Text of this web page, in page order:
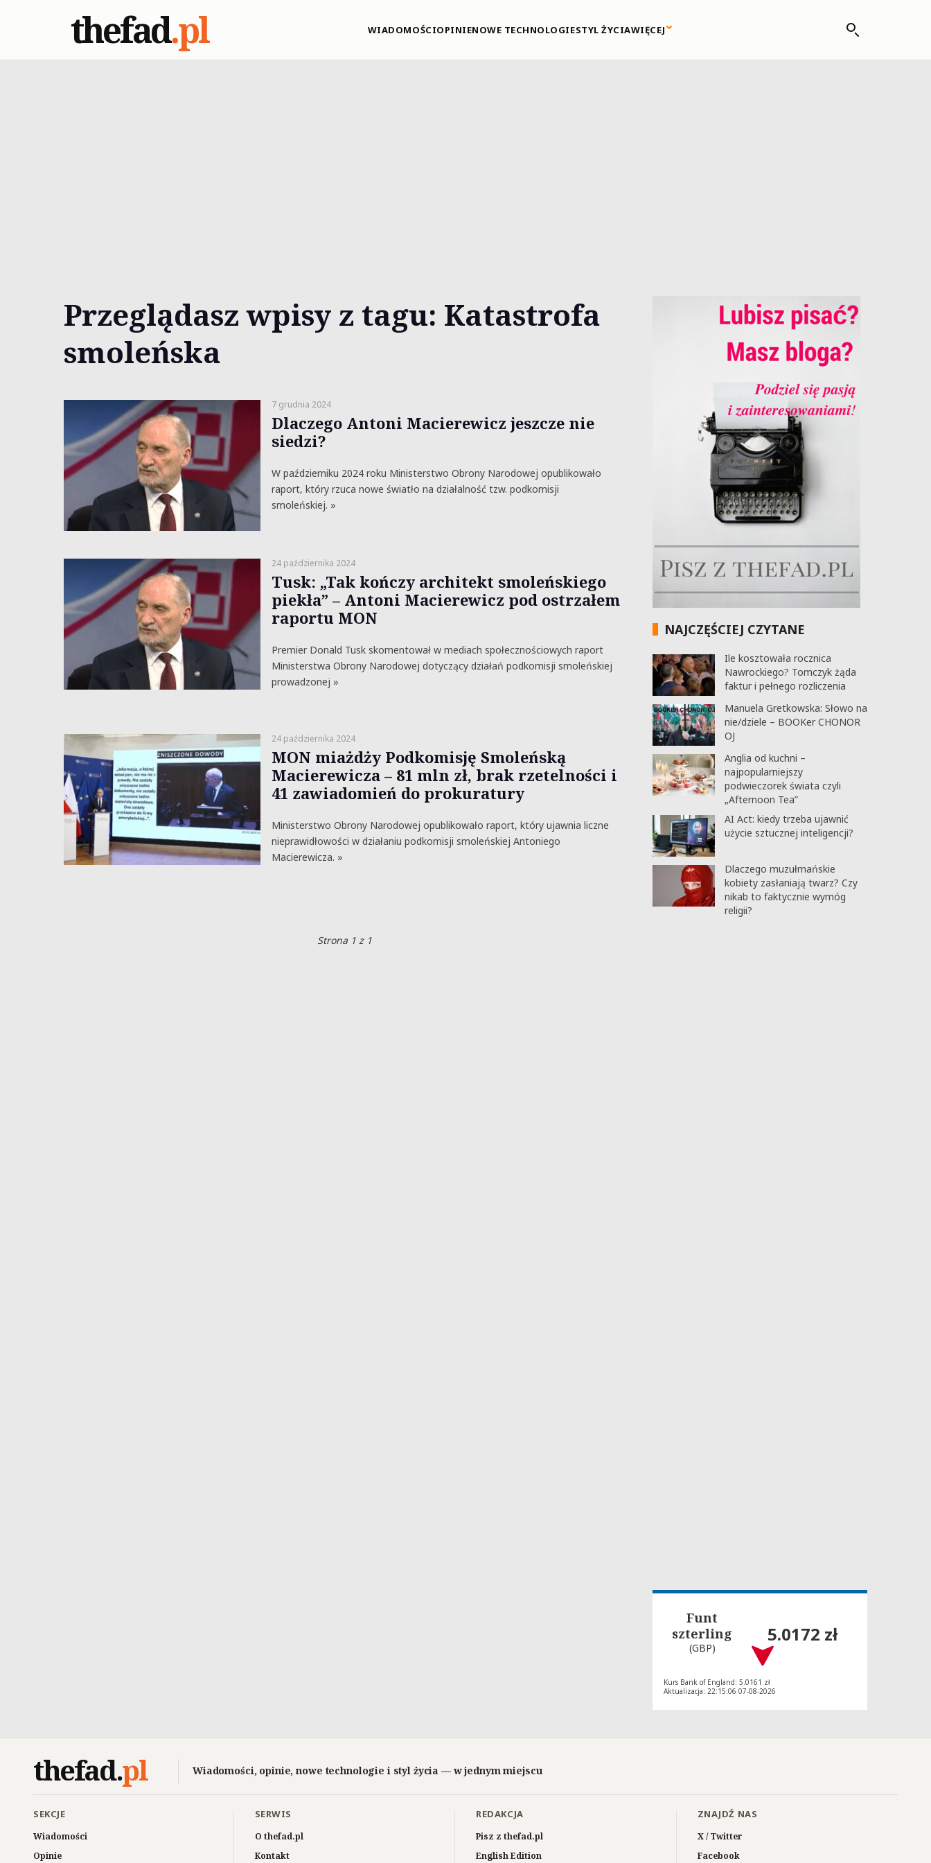
thefad.pl WIADOMOŚCIOPINIENOWE TECHNOLOGIESTYL ŻYCIAWIĘCEJ
Przeglądasz wpisy z tagu: Katastrofa
smoleńska
7 grudnia 2024
Dlaczego Antoni Macierewicz jeszcze nie
siedzi?
W październiku 2024 roku Ministerstwo Obrony Narodowej opublikowało
raport, który rzuca nowe światło na działalność tzw. podkomisji
smoleńskiej. »
24 października 2024
Tusk: „Tak kończy architekt smoleńskiego
piekła” – Antoni Macierewicz pod ostrzałem
raportu MON
Premier Donald Tusk skomentował w mediach społecznościowych raport
Ministerstwa Obrony Narodowej dotyczący działań podkomisji smoleńskiej
prowadzonej »
24 października 2024
MON miażdży Podkomisję Smoleńską
Macierewicza – 81 mln zł, brak rzetelności i
41 zawiadomień do prokuratury
Ministerstwo Obrony Narodowej opublikowało raport, który ujawnia liczne
nieprawidłowości w działaniu podkomisji smoleńskiej Antoniego
Macierewicza. »
Strona 1 z 1
NAJCZĘŚCIEJ CZYTANE
Ile kosztowała rocznica
Nawrockiego? Tomczyk żąda
faktur i pełnego rozliczenia
Manuela Gretkowska: Słowo na
nie/dziele – BOOKer CHONOR
OJ
Anglia od kuchni –
najpopularniejszy
podwieczorek świata czyli
„Afternoon Tea”
AI Act: kiedy trzeba ujawnić
użycie sztucznej inteligencji?
Dlaczego muzułmańskie
kobiety zasłaniają twarz? Czy
nikab to faktycznie wymóg
religii?
Funt
szterling
(GBP)
5.0172 zł
Kurs Bank of England: 5.0161 zł
Aktualizacja: 22:15:06 07-08-2026
thefad.pl Wiadomości, opinie, nowe technologie i styl życia — w jednym miejscu
SEKCJE
Wiadomości
Opinie
SERWIS
O thefad.pl
Kontakt
REDAKCJA
Pisz z thefad.pl
English Edition
ZNAJDŹ NAS
X / Twitter
Facebook